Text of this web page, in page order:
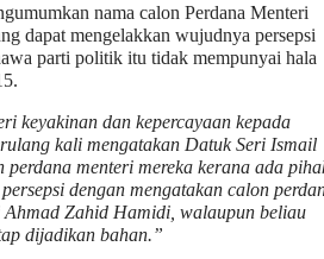
nama calon Perdana Menteri
dapat mengelakkan wujudnya persepsi
parti politik itu tidak mempunyai hala
keyakinan dan kepercayaan kepada
kali mengatakan Datuk Seri Ismail
perdana menteri mereka kerana ada
dengan mengatakan calon
Zahid Hamidi, walaupun beliau
dijadikan bahan.”